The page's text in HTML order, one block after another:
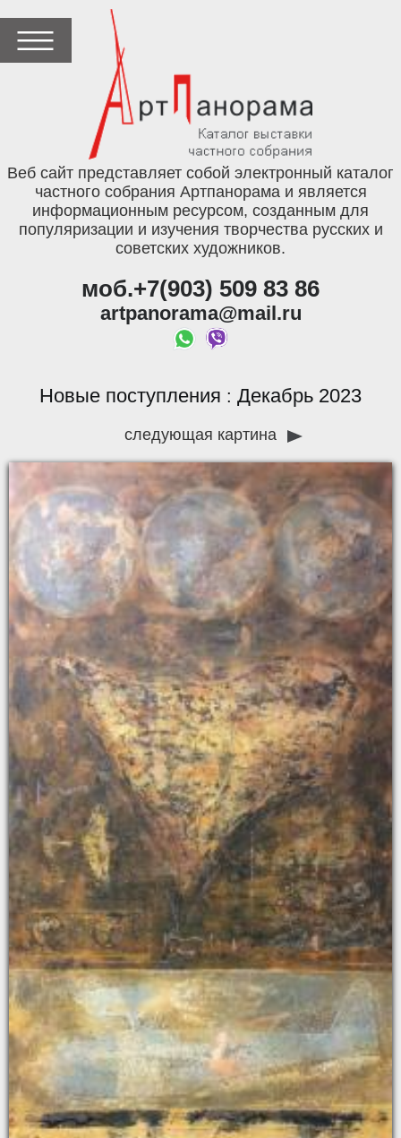
Веб сайт представляет собой электронный каталог
частного собрания Артпанорама и является
информационным ресурсом, созданным для
популяризации и изучения творчества русских и
советских художников.
моб.+7(903) 509 83 86
artpanorama@mail.ru
Новые поступления : Декабрь 2023
следующая картина